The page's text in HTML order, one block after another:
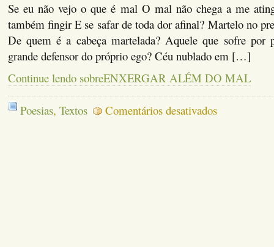
Se eu não vejo o que é mal O mal não chega a me
também fingir E se safar de toda dor afinal? Martelo no
De quem é a cabeça martelada? Aquele que sofre por
grande defensor do próprio ego? Céu nublado em […]
Continue lendo sobreENXERGAR ALÉM DO MAL
Poesias, Textos Comentários desativadosem
ENXERGAR